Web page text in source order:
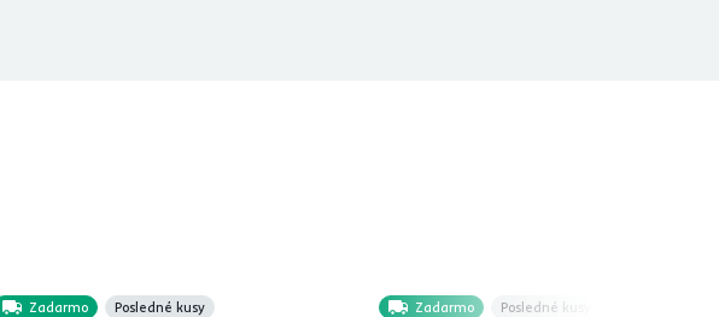
Zadarmo Posledné kusy Zadarmo Posledné kusy